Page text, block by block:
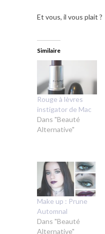
Et vous, il vous plait ?
Similaire
Rouge à lèvres
instigator de Mac
Dans "Beauté
Alternative"
Make up : Prune
Automnal
Dans "Beauté
Alternative"